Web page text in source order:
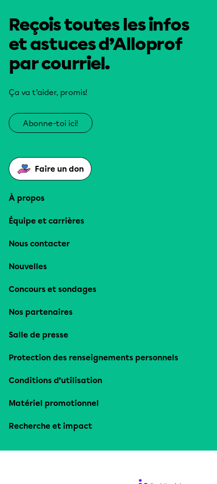
Reçois toutes les infos
et astuces d’Alloprof
par courriel.
Ça va t’aider, promis!
Abonne-toi ici!
Faire un don
À propos
Équipe et carrières
Nous contacter
Nouvelles
Concours et sondages
Nos partenaires
Salle de presse
Protection des renseignements personnels
Conditions d’utilisation
Matériel promotionnel
Recherche et impact